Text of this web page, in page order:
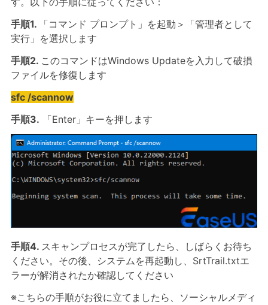
手順1.
「コマンド プロンプト」を起動＞「管理者として
実行」を選択します
手順2. このコマンドはWindows Updateを入力して破損
ファイルを修復します
sfc /scannow
手順3. 「Enter」キーを押します
手順4. スキャンプロセスが完了したら、しばらくお待ち
ください。その後、システムを再起動し、SrtTrail.txtエ
ラーが解消されたか確認してください
※こちらの手順がお役に立てましたら、ソーシャルメディ